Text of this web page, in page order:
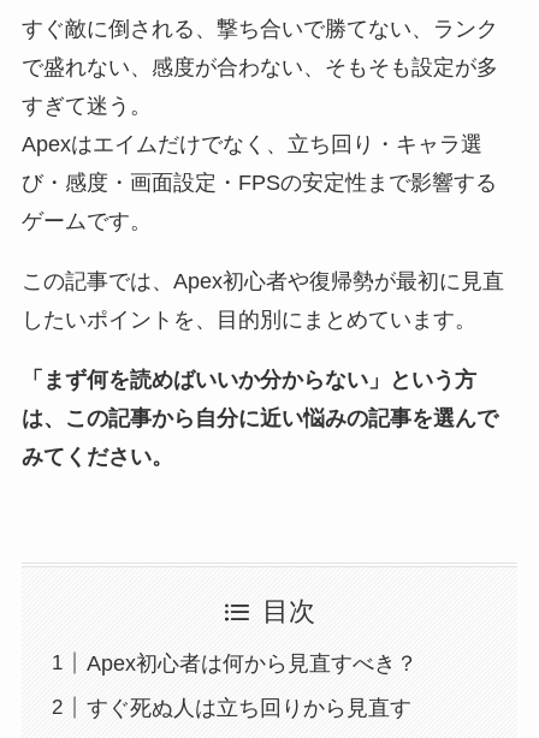
すぐ敵に倒される、撃ち合いで勝てない、ランク
で盛れない、感度が合わない、そもそも設定が多
すぎて迷う。
Apexはエイムだけでなく、立ち回り・キャラ選
び・感度・画面設定・FPSの安定性まで影響する
ゲームです。
この記事では、Apex初心者や復帰勢が最初に見直
したいポイントを、目的別にまとめています。
「まず何を読めばいいか分からない」という方
は、この記事から自分に近い悩みの記事を選んで
みてください。
目次
Apex初心者は何から見直すべき？
すぐ死ぬ人は立ち回りから見直す